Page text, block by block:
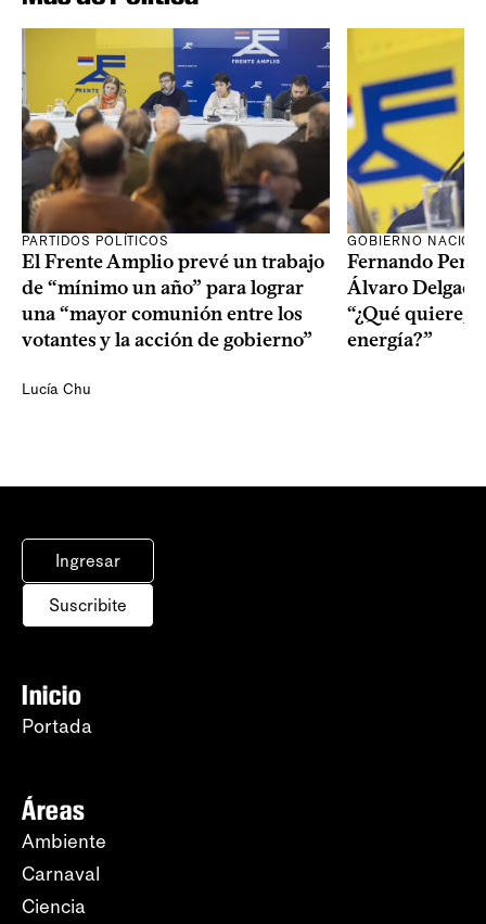
PARTIDOS POLÍTICOS
El Frente Amplio prevé un trabajo
de “mínimo un año” para lograr
una “mayor comunión entre los
votantes y la acción de gobierno”
Lucía Chu
GOBIERNO
Fernando
Álvaro
“¿Qué quiere,
energía?”
Ingresar
Suscribite
Inicio
Portada
Áreas
Ambiente
Carnaval
Ciencia